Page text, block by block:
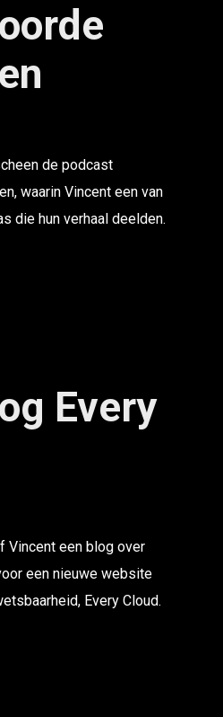
de podcast
waarin Vincent een van
die hun verhaal deelden.
Every
Vincent een blog over
een nieuwe website
Every Cloud.